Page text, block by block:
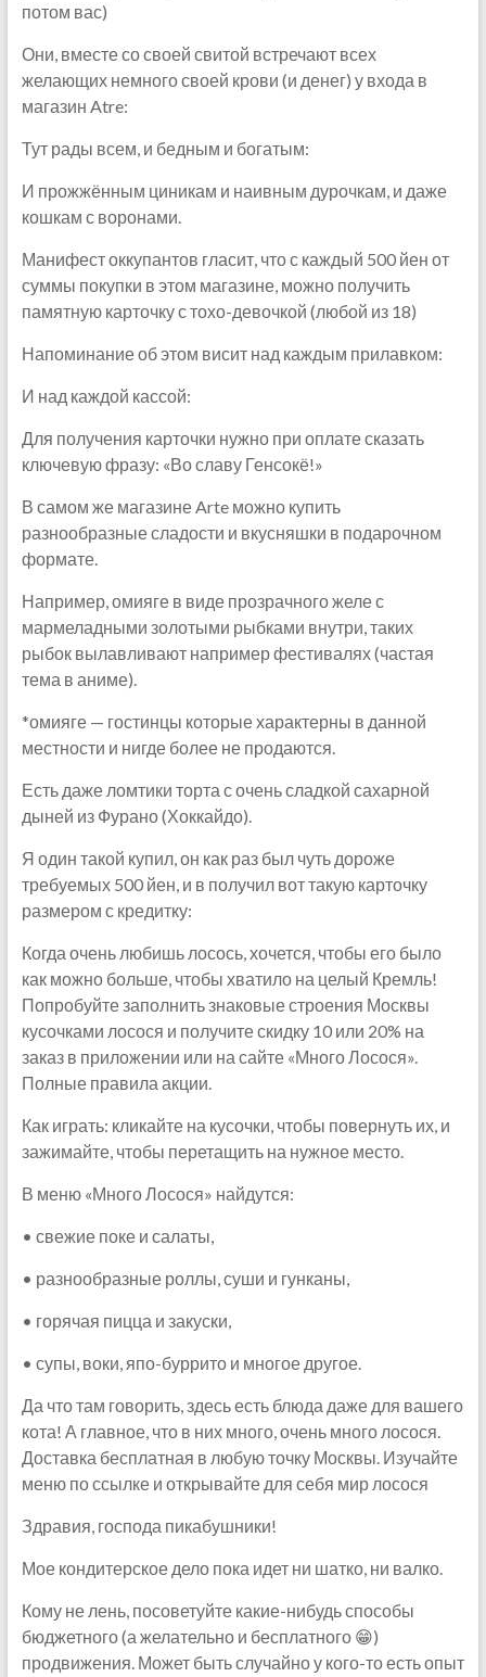
потом вас)
Они, вместе со своей свитой встречают всех
желающих немного своей крови (и денег) у входа в
магазин Atre:
Тут рады всем, и бедным и богатым:
И прожжённым циникам и наивным дурочкам, и даже
кошкам с воронами.
Манифест оккупантов гласит, что с каждый 500 йен от
суммы покупки в этом магазине, можно получить
памятную карточку с тохо-девочкой (любой из 18)
Напоминание об этом висит над каждым прилавком:
И над каждой кассой:
Для получения карточки нужно при оплате сказать
ключевую фразу: «Во славу Генсокё!»
В самом же магазине Arte можно купить
разнообразные сладости и вкусняшки в подарочном
формате.
Например, омияге в виде прозрачного желе с
мармеладными золотыми рыбками внутри, таких
рыбок вылавливают например фестивалях (частая
тема в аниме).
*омияге — гостинцы которые характерны в данной
местности и нигде более не продаются.
Есть даже ломтики торта с очень сладкой сахарной
дыней из Фурано (Хоккайдо).
Я один такой купил, он как раз был чуть дороже
требуемых 500 йен, и в получил вот такую карточку
размером с кредитку:
Когда очень любишь лосось, хочется, чтобы его было
как можно больше, чтобы хватило на целый Кремль!
Попробуйте заполнить знаковые строения Москвы
кусочками лосося и получите скидку 10 или 20% на
заказ в приложении или на сайте «Много Лосося».
Полные правила акции.
Как играть: кликайте на кусочки, чтобы повернуть их, и
зажимайте, чтобы перетащить на нужное место.
В меню «Много Лосося» найдутся:
• свежие поке и салаты,
• разнообразные роллы, суши и гунканы,
• горячая пицца и закуски,
• супы, воки, япо-буррито и многое другое.
Да что там говорить, здесь есть блюда даже для вашего
кота! А главное, что в них много, очень много лосося.
Доставка бесплатная в любую точку Москвы. Изучайте
меню по ссылке и открывайте для себя мир лосося
Здравия, господа пикабушники!
Мое кондитерское дело пока идет ни шатко, ни валко.
Кому не лень, посоветуйте какие-нибудь способы
бюджетного (а желательно и бесплатного 😁)
продвижения. Может быть случайно у кого-то есть опыт